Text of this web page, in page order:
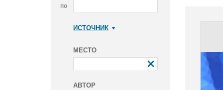
по
ИСТОЧНИК
МЕСТО
АВТОР